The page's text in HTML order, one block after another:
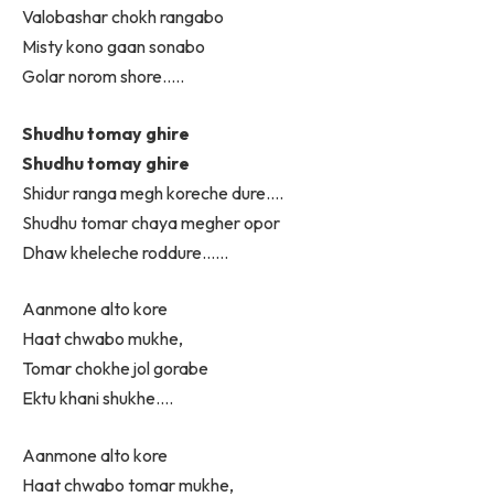
Valobashar chokh rangabo
Misty kono gaan sonabo
Golar norom shore…..
Shudhu tomay ghire
Shudhu tomay ghire
Shidur ranga megh koreche dure….
Shudhu tomar chaya megher opor
Dhaw kheleche roddure……
Aanmone alto kore
Haat chwabo mukhe,
Tomar chokhe jol gorabe
Ektu khani shukhe….
Aanmone alto kore
Haat chwabo tomar mukhe,